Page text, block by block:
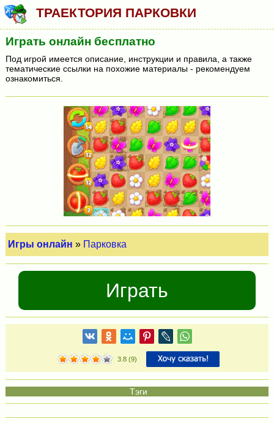
ТРАЕКТОРИЯ ПАРКОВКИ
Играть онлайн бесплатно
Под игрой имеется описание, инструкции и правила, а также
тематические ссылки на похожие материалы - рекомендуем
ознакомиться.
Игры онлайн » Парковка
Играть
3.8(9)